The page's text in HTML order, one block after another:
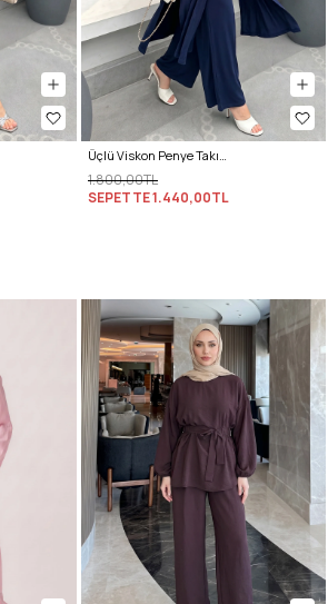
Üçlü Viskon Penye Takım 13205 - LACİVERT
1.800,00TL
SEPETTE1.440,00TL